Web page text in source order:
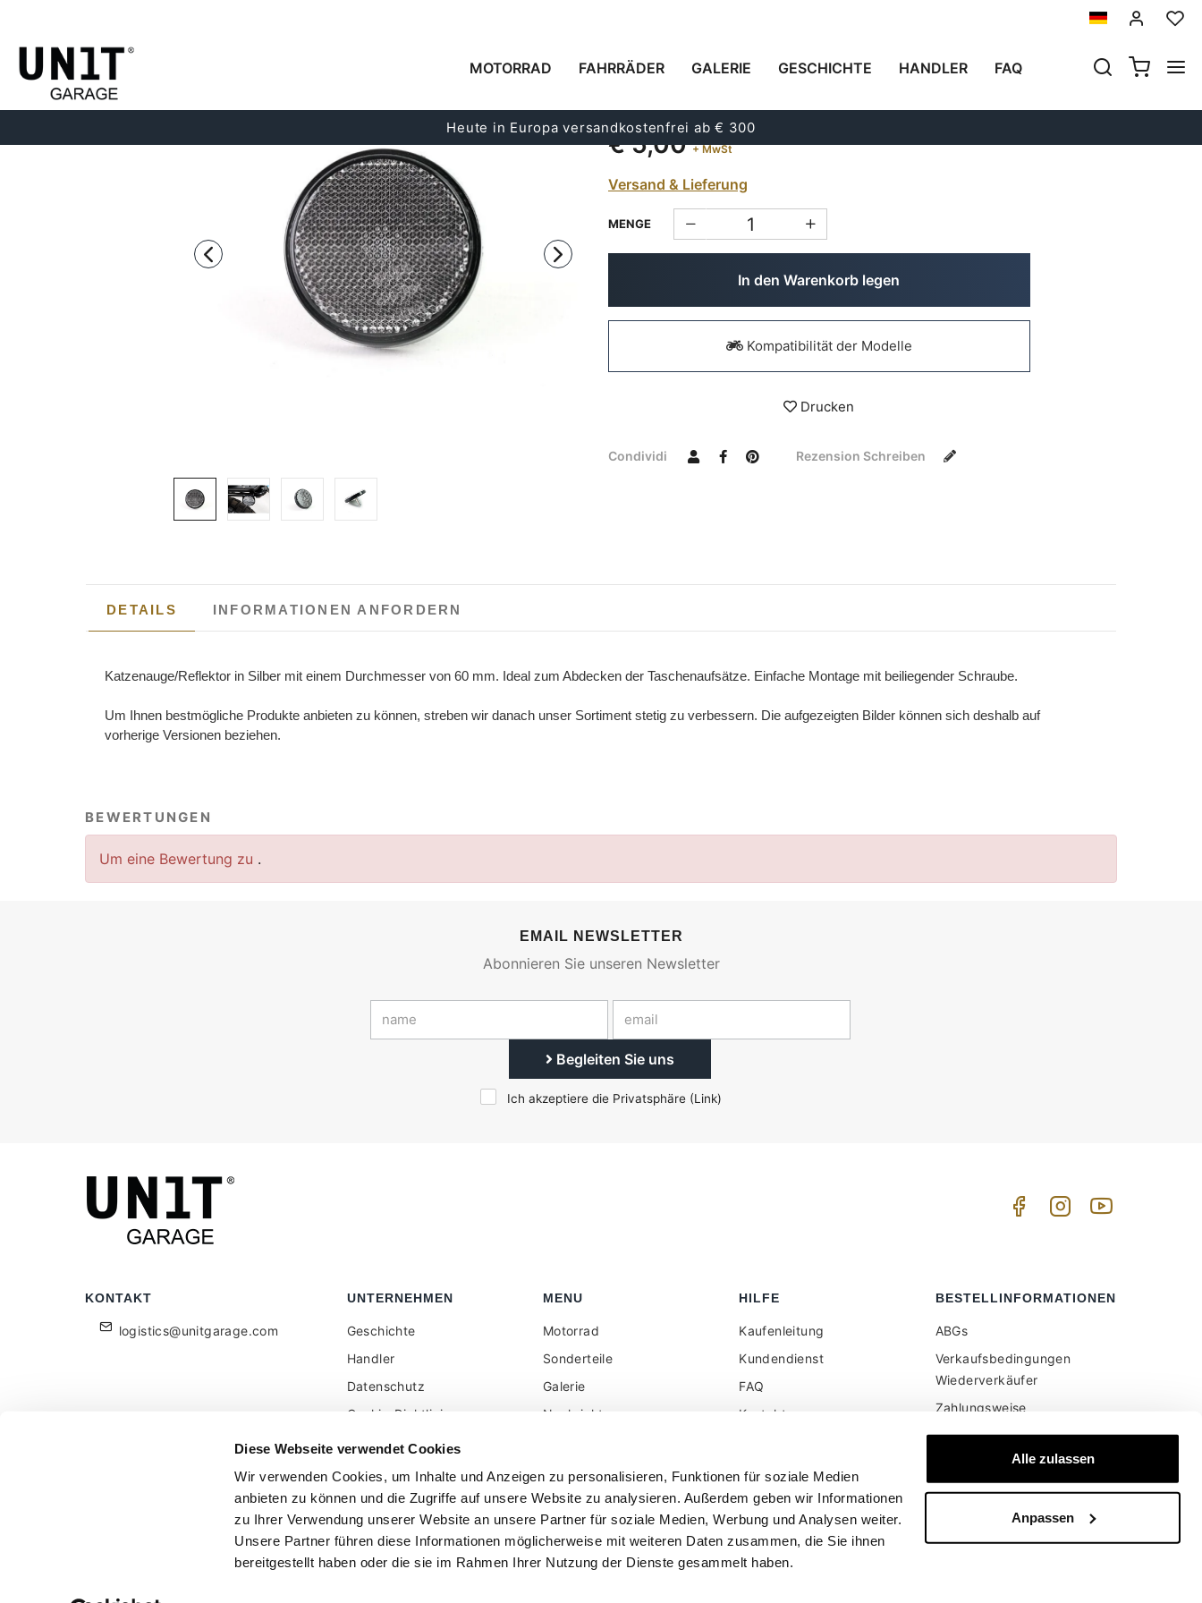
Diese Webseite verwendet Cookies
Wir verwenden Cookies, um Inhalte und Anzeigen zu personalisieren, Funktionen für soziale Medien
anbieten zu können und die Zugriffe auf unsere Website zu analysieren. Außerdem geben wir Informationen
zu Ihrer Verwendung unserer Website an unsere Partner für soziale Medien, Werbung und Analysen weiter.
Unsere Partner führen diese Informationen möglicherweise mit weiteren Daten zusammen, die Sie ihnen
bereitgestellt haben oder die sie im Rahmen Ihrer Nutzung der Dienste gesammelt haben.
Alle zulassen
Anpassen
MOTORRAD FAHRRÄDER GALERIE GESCHICHTE HANDLER FAQ
Heute in Europa versandkostenfrei ab € 300
REFLEKTOR/KATZENAUGE
Code:1574
€ 5,00 + MwSt
Versand & Lieferung
MENGE
In den Warenkorb legen
Kompatibilität der Modelle
Drucken
Condividi Rezension Schreiben
DETAILS INFORMATIONEN ANFORDERN
Katzenauge/Reflektor in Silber mit einem Durchmesser von 60 mm. Ideal zum Abdecken der Taschenaufsätze. Einfache Montage mit beiliegender Schraube.
Um Ihnen bestmögliche Produkte anbieten zu können, streben wir danach unser Sortiment stetig zu verbessern. Die aufgezeigten Bilder können sich deshalb auf
vorherige Versionen beziehen.
BEWERTUNGEN
Um eine Bewertung zu .
EMAIL NEWSLETTER
Abonnieren Sie unseren Newsletter
Begleiten Sie uns
Ich akzeptiere die Privatsphäre (Link)
KONTAKT
logistics@unitgarage.com
UNTERNEHMEN
Geschichte
Handler
Datenschutz
Cookie-Richtlinie
Für Einzelhändler reserviert
Feedback
MENU
Motorrad
Sonderteile
Galerie
Nachrichten
HILFE
Kaufenleitung
Kundendienst
FAQ
Kontakt
ohne Mehrwertsteuer
BESTELLINFORMATIONEN
ABGs
Verkaufsbedingungen
Wiederverkäufer
Zahlungsweise
Versand und Lieferung
Sichere Bezahlung
Geld zurück garantie